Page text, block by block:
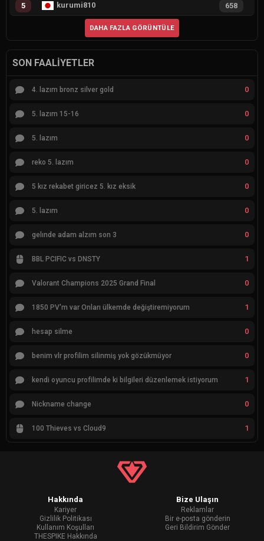
5 kurumi810 658
DAHA FAZLA GÖRÜNTÜLE
SON FAALIYETLER
4. lazım bronz silver gold 0
5. lazım 15-16 0
5. lazım 0
reko 5. lazım 0
5 kız rekabet giricez 5. kız eksik 0
5. lazım 0
gelınde adam alzım son 3 0
BBL PCIFIC vs DNSTY 1
Valorant Champions 2025 Grand Final 0
1850 PV'm var Onları ülkemde değiştiremiyorum 1
hesap silme 0
benim vlr profilim silinmiş yok gözükmüyor 0
kendi oyuncu profilimde ki bilgileri düzenlemek istiyorum 1
Nickname change 0
100 Thieves vs Cloud9 1
Hakkında
Kariyer
Gizlilik Politikası
Kullanım Koşulları
THESPIKE Hakkında
Bize Ulaşın
Reklamlar
Bir e-posta gönderin
Geri Bildirim Gönder